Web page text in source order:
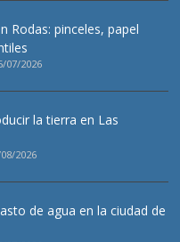
Rodas: pinceles, papel
07/2026
la tierra en Las
2026
de agua en la ciudad de